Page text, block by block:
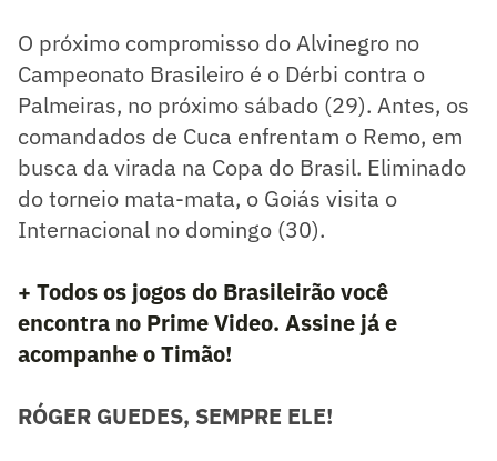
O próximo compromisso do Alvinegro no
Campeonato Brasileiro é o Dérbi contra o
Palmeiras, no próximo sábado (29). Antes, os
comandados de Cuca enfrentam o Remo, em
busca da virada na Copa do Brasil. Eliminado
do torneio mata-mata, o Goiás visita o
Internacional no domingo (30).
+ Todos os jogos do Brasileirão você
encontra no Prime Video. Assine já e
acompanhe o Timão!
RÓGER GUEDES, SEMPRE ELE!